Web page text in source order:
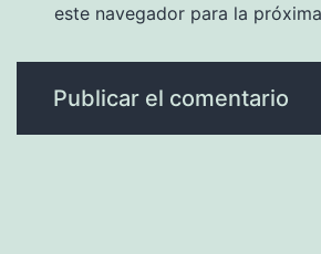
este navegador para la